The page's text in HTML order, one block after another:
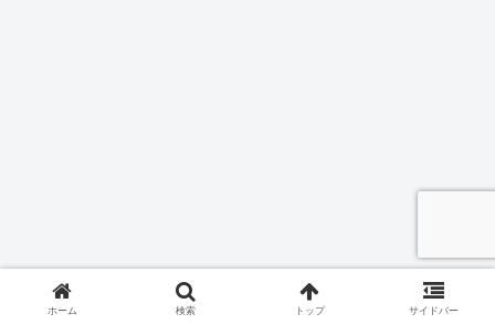
ホーム 検索 トップ サイドバー